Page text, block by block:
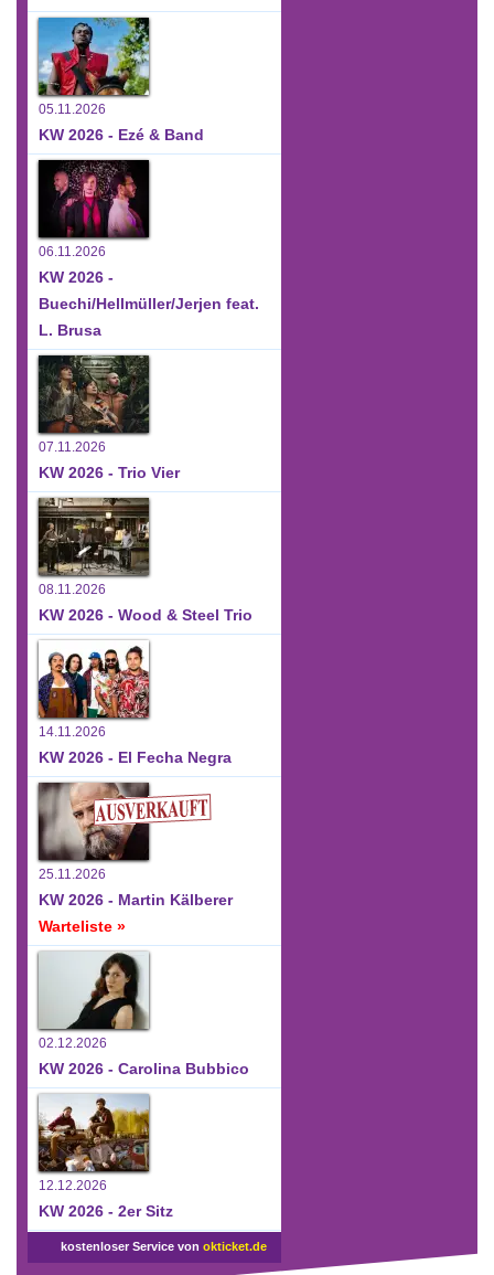
05.11.2026
KW 2026 - Ezé & Band
06.11.2026
KW 2026 -
Buechi/Hellmüller/Jerjen feat.
L. Brusa
07.11.2026
KW 2026 - Trio Vier
08.11.2026
KW 2026 - Wood & Steel Trio
14.11.2026
KW 2026 - El Fecha Negra
25.11.2026
KW 2026 - Martin Kälberer
Warteliste »
02.12.2026
KW 2026 - Carolina Bubbico
12.12.2026
KW 2026 - 2er Sitz
kostenloser Service von okticket.de